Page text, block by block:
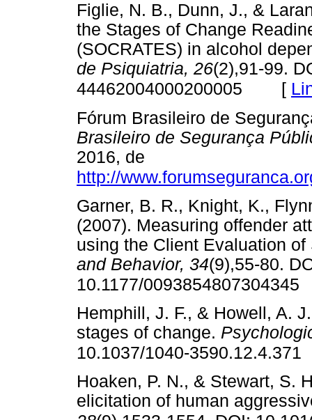
Figlie, N. B., Dunn, J., &
the Stages of Change
(SOCRATES) in alcohol
de Psiquiatria, 26(2),91-99.
44462004000200005 [
Fórum Brasileiro de
Brasileiro de Segurança
2016, de
http://
Garner, B. R., Knight, K.,
(2007). Measuring offender
using the Client Evaluation
and Behavior, 34(9),55-80.
10.1177/0093854807304345
Hemphill, J. F., & Howell, A.
stages of change.
10.1037/1040-3590.12.4.371
Hoaken, P. N., & Stewart, S.
elicitation of human